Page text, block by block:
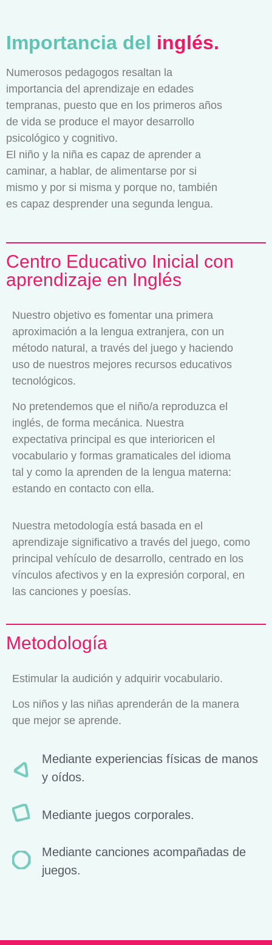
Importancia del inglés.
Numerosos pedagogos resaltan la
importancia del aprendizaje en edades
tempranas, puesto que en los primeros años
de vida se produce el mayor desarrollo
psicológico y cognitivo.
El niño y la niña es capaz de aprender a
caminar, a hablar, de alimentarse por si
mismo y por si misma y porque no, también
es capaz desprender una segunda lengua.
Centro Educativo Inicial con
aprendizaje en Inglés
Nuestro objetivo es fomentar una primera
aproximación a la lengua extranjera, con un
método natural, a través del juego y haciendo
uso de nuestros mejores recursos educativos
tecnológicos.
No pretendemos que el niño/a reproduzca el
inglés, de forma mecánica. Nuestra
expectativa principal es que interioricen el
vocabulario y formas gramaticales del idioma
tal y como la aprenden de la lengua materna:
estando en contacto con ella.
Nuestra metodología está basada en el
aprendizaje significativo a través del juego, como
principal vehículo de desarrollo, centrado en los
vínculos afectivos y en la expresión corporal, en
las canciones y poesías.
Metodología
Estimular la audición y adquirir vocabulario.
Los niños y las niñas aprenderán de la manera
que mejor se aprende.
Mediante experiencias físicas de manos
y oídos.
Mediante juegos corporales.
Mediante canciones acompañadas de
juegos.